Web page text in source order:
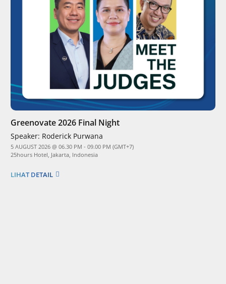
Greenovate 2026 Final Night
Speaker: Roderick Purwana
5 AUGUST 2026 @ 06.30 PM - 09.00 PM (GMT+7)
25hours Hotel, Jakarta, Indonesia
LIHAT DETAIL